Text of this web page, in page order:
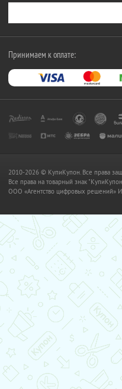
Принимаем к оплате:
2010-2026 © КупиКупон. Все права
Все права на товарный знак
OOO «Агентство цифровых